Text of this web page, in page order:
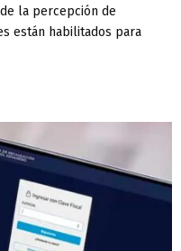
la percepción de
están habilitados para